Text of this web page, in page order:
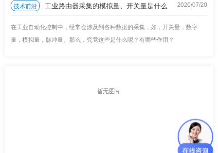
/20
2020/07
技术前沿 工业路由器采集的模拟量、开关量是什么
在工业自动化控制中，经常会涉及到各种数据的采集，如，开关量，数字
量，模拟量，脉冲量。那么，究竟这些是什么呢？有哪些作用？